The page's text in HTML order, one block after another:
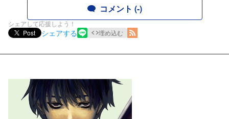
コメント (-)
シェアして応援しよう！
Post
シェアする 埋め込む